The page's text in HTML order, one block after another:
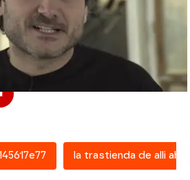
de 2018, 15:37
la trastienda de alli